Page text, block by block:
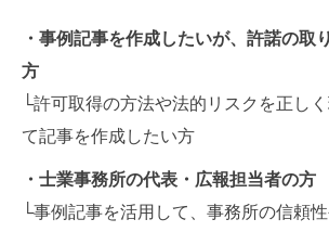
・事例記事を作成したいが、許諾の取
方
└許可取得の方法や法的リスクを正し
て記事を作成したい方
・士業事務所の代表・広報担当者の方
└事例記事を活用して、事務所の信頼